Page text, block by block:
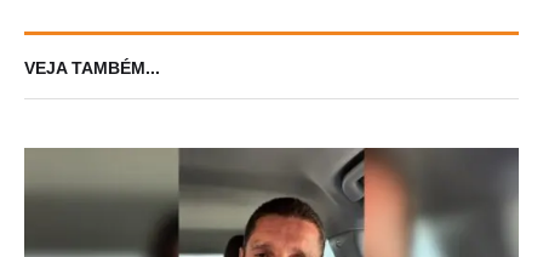
VEJA TAMBÉM...